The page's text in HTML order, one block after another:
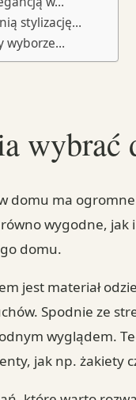
stylizację…
wyborze…
wybrać
domu ma
wygodne,
domu.
jest materiał
Spodnie ze
wyglądem.
jak np. żakiety